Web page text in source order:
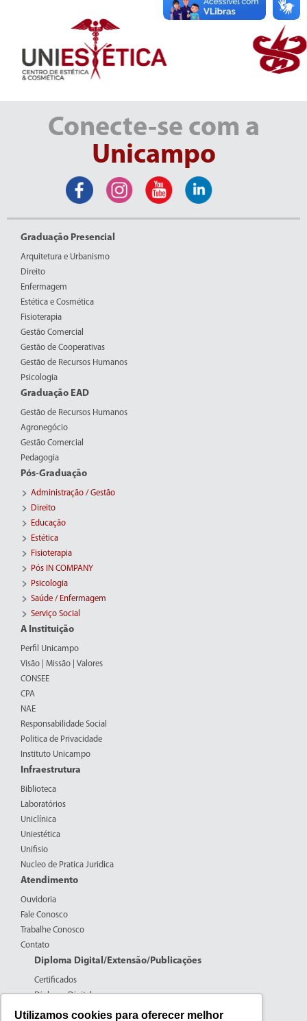
Utilizamos cookies para oferecer melhor
Conecte-se com a
Unicampo
Graduação Presencial
Arquitetura e Urbanismo
Direito
Enfermagem
Estética e Cosmética
Fisioterapia
Gestão Comercial
Gestão de Cooperativas
Gestão de Recursos Humanos
Psicologia
Graduação EAD
Gestão de Recursos Humanos
Agronegócio
Gestão Comercial
Pedagogia
Pós-Graduação
Administração / Gestão
Direito
Educação
Estética
Fisioterapia
Pós IN COMPANY
Psicologia
Saúde / Enfermagem
Serviço Social
A Instituição
Perfil Unicampo
Visão | Missão | Valores
CONSEE
CPA
NAE
Responsabilidade Social
Politica de Privacidade
Instituto Unicampo
Infraestrutura
Biblioteca
Laboratórios
Uniclínica
Uniestética
Unifisio
Nucleo de Pratica Juridica
Atendimento
Ouvidoria
Fale Conosco
Trabalhe Conosco
Contato
Diploma Digital/Extensão/Publicações
Certificados
Diploma Digital
Formulários CPERS